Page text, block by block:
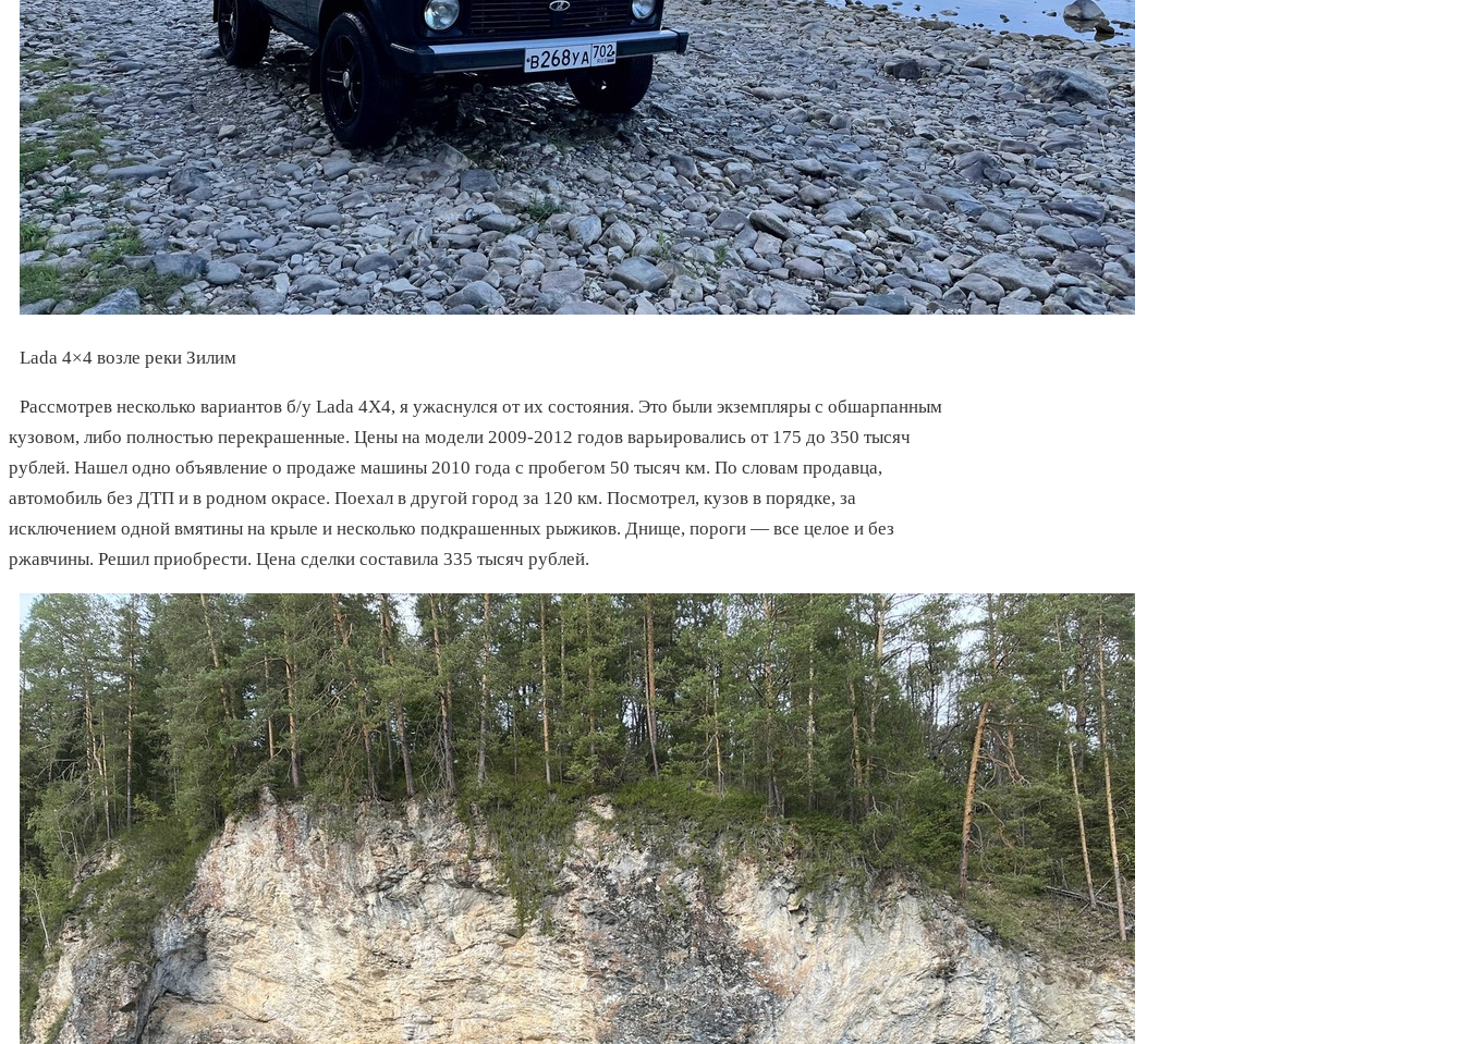
Lada 4×4 возле реки Зилим
Рассмотрев несколько вариантов б/у Lada 4X4, я ужаснулся от их состояния. Это были экземпляры с обшарпанным
кузовом, либо полностью перекрашенные. Цены на модели 2009-2012 годов варьировались от 175 до 350 тысяч
рублей. Нашел одно объявление о продаже машины 2010 года с пробегом 50 тысяч км. По словам продавца,
автомобиль без ДТП и в родном окрасе. Поехал в другой город за 120 км. Посмотрел, кузов в порядке, за
исключением одной вмятины на крыле и несколько подкрашенных рыжиков. Днище, пороги — все целое и без
ржавчины. Решил приобрести. Цена сделки составила 335 тысяч рублей.